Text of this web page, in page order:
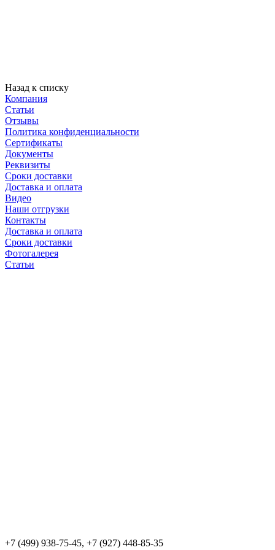
Назад к списку
Компания
Статьи
Отзывы
Политика конфиденциальности
Сертификаты
Документы
Реквизиты
Сроки доставки
Доставка и оплата
Видео
Наши отгрузки
Контакты
Доставка и оплата
Сроки доставки
Фотогалерея
Статьи
+7 (499) 938-75-45, +7 (927) 448-85-35